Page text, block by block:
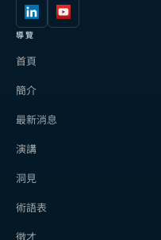
導覽
首頁
簡介
最新消息
演講
洞見
術語表
徵才